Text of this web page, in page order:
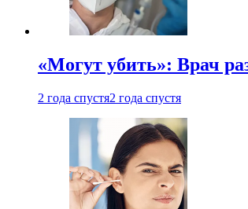
«Могут убить»: Врач
2 года спустя2 года спустя